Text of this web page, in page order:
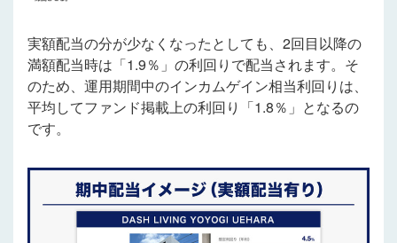
実額配当の分が少なくなったとしても、2回目以降の
満額配当時は「1.9％」の利回りで配当されます。そ
のため、運用期間中のインカムゲイン相当利回りは、
平均してファンド掲載上の利回り「1.8％」となるの
です。